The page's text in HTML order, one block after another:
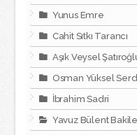
Yunus Emre
Cahit Sıtkı Tarancı
Aşık Veysel
Osman Yüksel
İbrahim Sadri
Yavuz Bülent